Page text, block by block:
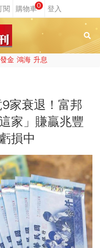
0
金 鴻海 升息
家衰退！富邦
家」賺贏兆豐
損中